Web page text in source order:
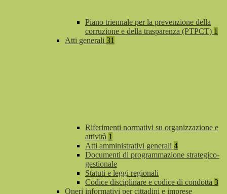
Piano triennale per la prevenzione della
corruzione e della trasparenza (PTPCT) 1
Atti generali 31
Riferimenti normativi su organizzazione e
attività 1
Atti amministrativi generali 4
Documenti di programmazione strategico-
gestionale
Statuti e leggi regionali
Codice disciplinare e codice di condotta 3
Oneri informativi per cittadini e imprese